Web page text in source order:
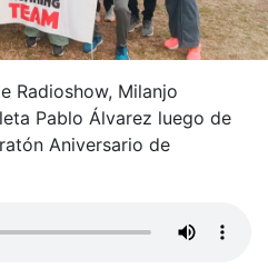
Radioshow, Milanjo
Pablo Álvarez luego de
Aniversario de